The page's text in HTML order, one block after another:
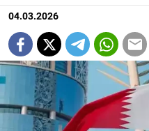
04.03.2026